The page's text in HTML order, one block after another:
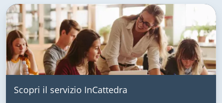
Scopri il servizio InCattedra